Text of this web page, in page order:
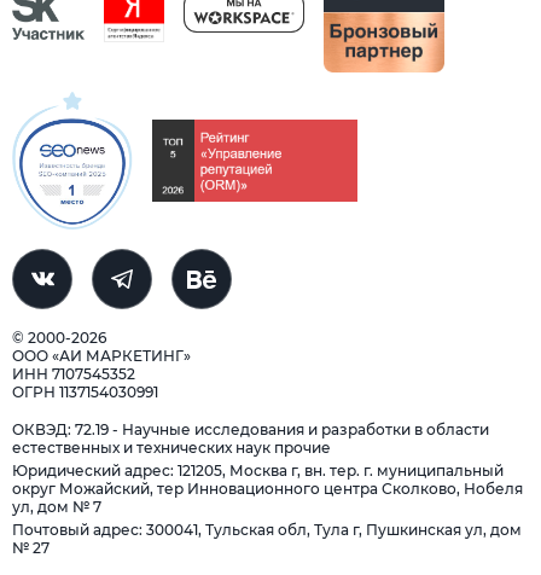
© 2000-2026
ООО «АИ МАРКЕТИНГ»
ИНН 7107545352
ОГРН 1137154030991
ОКВЭД: 72.19 - Научные исследования и разработки в области
естественных и технических наук прочие
Юридический адрес: 121205, Москва г, вн. тер. г. муниципальный
округ Можайский, тер Инновационного центра Сколково, Нобеля
ул, дом № 7
Почтовый адрес: 300041, Тульская обл, Тула г, Пушкинская ул, дом
№ 27